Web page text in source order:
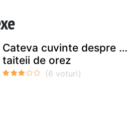
Cateva cuvinte despre …
taiteii de orez